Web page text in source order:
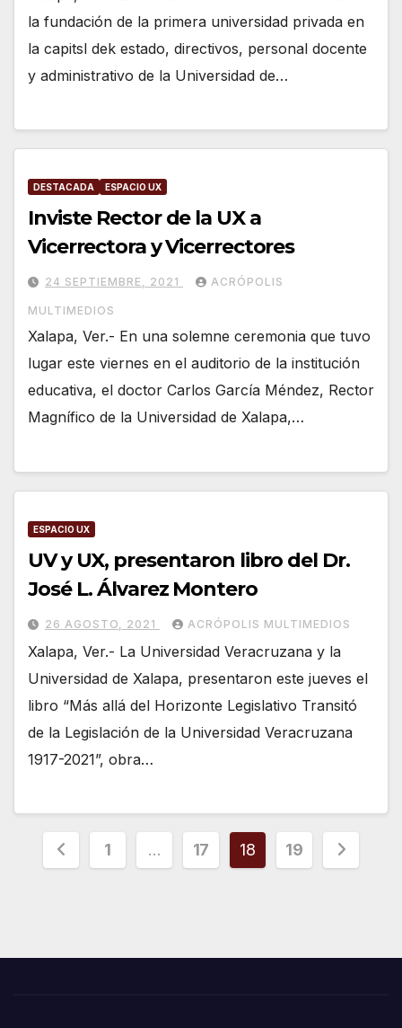
la fundación de la primera universidad privada en
la capitsl dek estado, directivos, personal docente
y administrativo de la Universidad de…
DESTACADA ESPACIO UX
Inviste Rector de la UX a
Vicerrectora y Vicerrectores
24 SEPTIEMBRE, 2021 ACRÓPOLIS
MULTIMEDIOS
Xalapa, Ver.- En una solemne ceremonia que tuvo
lugar este viernes en el auditorio de la institución
educativa, el doctor Carlos García Méndez, Rector
Magnífico de la Universidad de Xalapa,…
ESPACIO UX
UV y UX, presentaron libro del Dr.
José L. Álvarez Montero
26 AGOSTO, 2021 ACRÓPOLIS MULTIMEDIOS
Xalapa, Ver.- La Universidad Veracruzana y la
Universidad de Xalapa, presentaron este jueves el
libro “Más allá del Horizonte Legislativo Transitó
de la Legislación de la Universidad Veracruzana
1917-2021”, obra…
Paginación
1 … 17 18 19